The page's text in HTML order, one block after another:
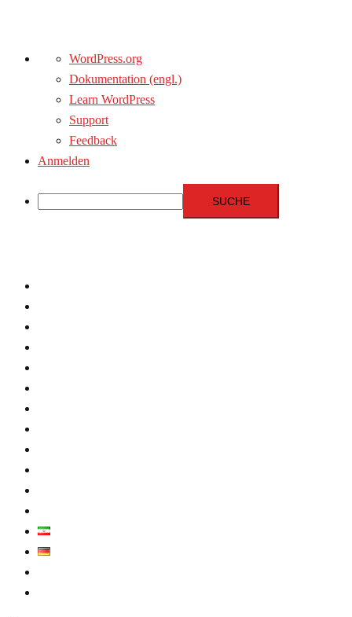
Über
WordPress
WordPress.org
Dokumentation (engl.)
Learn WordPress
Support
Feedback
Anmelden
Suche